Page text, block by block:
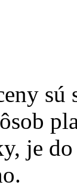
sú
je